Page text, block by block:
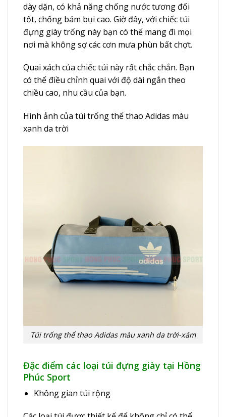
dày dặn, có khả năng chống nước tương đối
tốt, chống bám bụi cao. Giờ đây, với chiếctúi
đựng giàytrống này bạn có thể mang đi mọi
nơi mà không sợ các cơn mưa phùn bất chợt.
Quai xách của chiếc túi này rất chắc chắn. Bạn
có thể điều chỉnh quai với độ dài ngắn theo
chiều cao, nhu cầu của bạn.
Hình ảnh của túi trống thể thao Adidas màu
xanh da trời
Túi trống thể thao Adidas màu xanh da trời-xám
Đặc điểm các loại túi đựng giày tại Hồng
Phúc Sport
Không gian túi rộng